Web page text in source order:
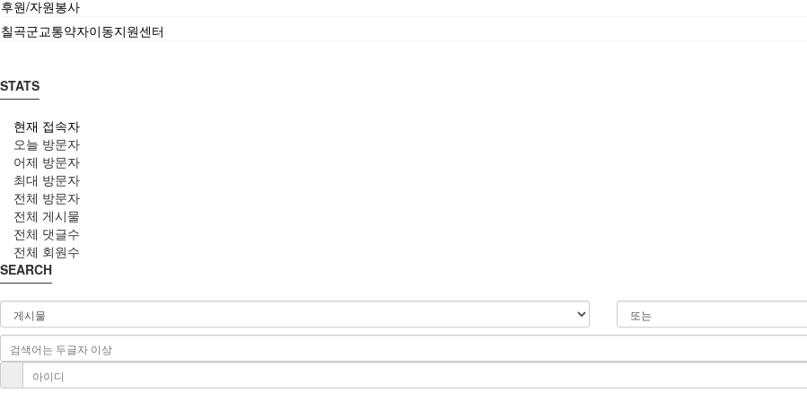
후원/자원봉사
칠곡군교통약자이동지원센터
STATS
현재 접속자
오늘 방문자
어제 방문자
최대 방문자
전체 방문자
전체 게시물
전체 댓글수
전체 회원수
SEARCH